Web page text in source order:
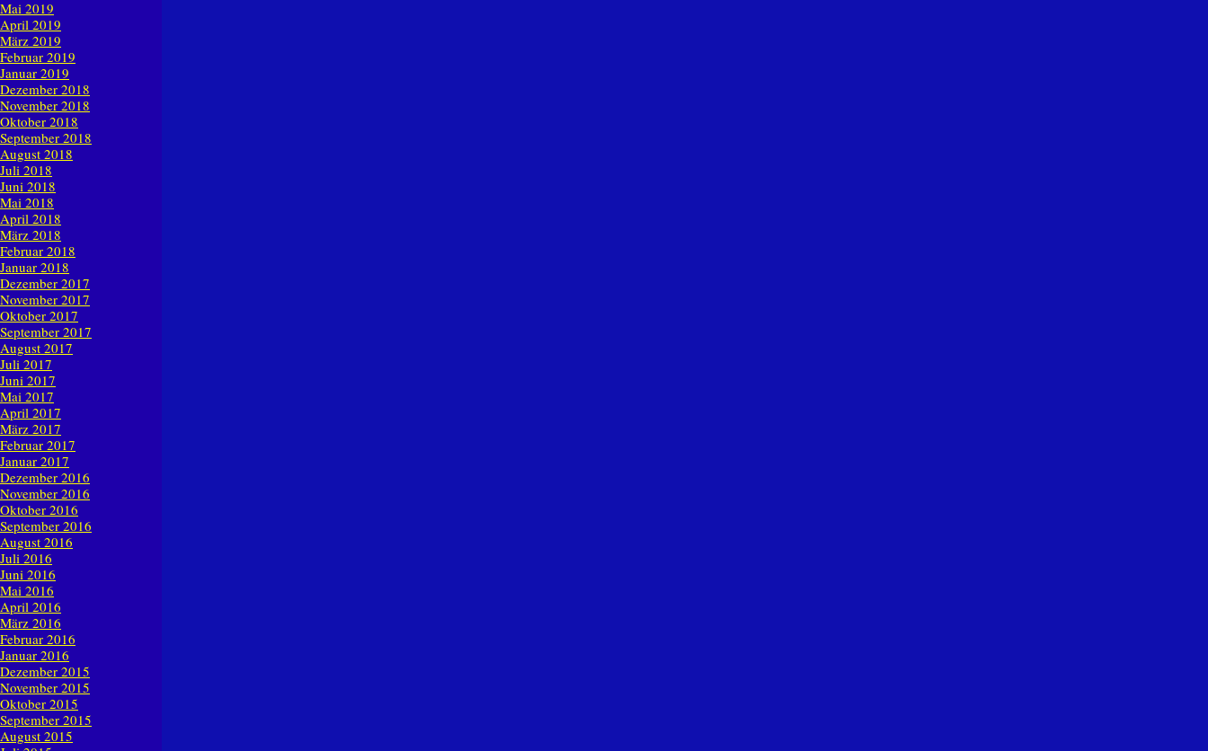
Mai 2019
April 2019
März 2019
Februar 2019
Januar 2019
Dezember 2018
November 2018
Oktober 2018
September 2018
August 2018
Juli 2018
Juni 2018
Mai 2018
April 2018
März 2018
Februar 2018
Januar 2018
Dezember 2017
November 2017
Oktober 2017
September 2017
August 2017
Juli 2017
Juni 2017
Mai 2017
April 2017
März 2017
Februar 2017
Januar 2017
Dezember 2016
November 2016
Oktober 2016
September 2016
August 2016
Juli 2016
Juni 2016
Mai 2016
April 2016
März 2016
Februar 2016
Januar 2016
Dezember 2015
November 2015
Oktober 2015
September 2015
August 2015